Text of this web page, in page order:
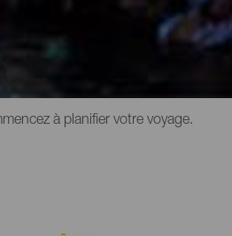
colorés et des rues pavées
des hameaux au milieu de
ou des villes situées entre
à planifier votre voyage.